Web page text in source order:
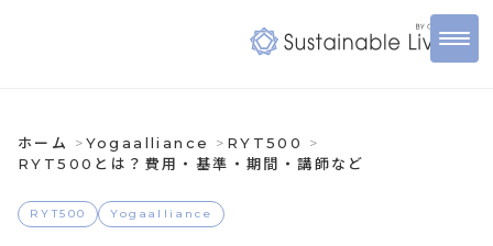
ホーム Yogaalliance
RYT500
RYT500とは？費用・基準・期間・講師など
RYT500 Yogaalliance